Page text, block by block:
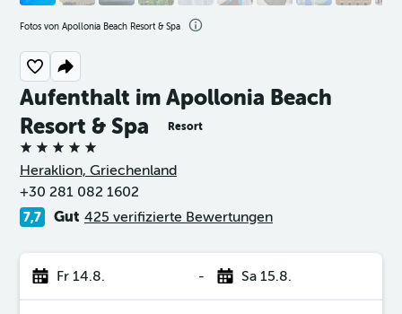
Aufenthalt im Apollonia Beach
Resort & Spa
Resort
5 Sterne
Heraklion, Griechenland
+30 281 082 1602
7,7 Gut 425 verifizierte Bewertungen
Fr 14.8. - Sa 15.8.
Fotos von Apollonia Beach Resort & Spa